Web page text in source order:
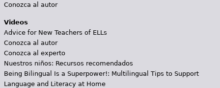
Conozca al autor
Videos
Advice for New Teachers of ELLs
Conozca al autor
Conozca al experto
Nuestros niños: Recursos recomendados
Being Bilingual Is a Superpower!: Multilingual Tips to Support
Language and Literacy at Home